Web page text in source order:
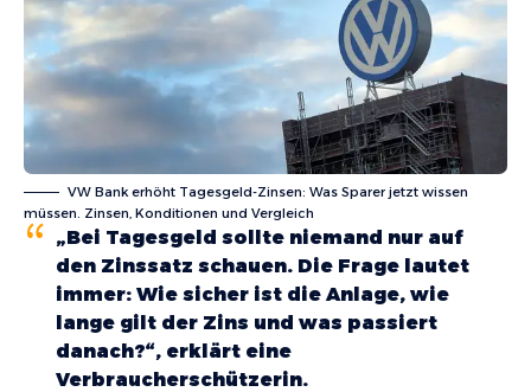
VW Bank erhöht Tagesgeld-Zinsen: Was Sparer jetzt wissen
müssen. Zinsen, Konditionen und Vergleich
„Bei Tagesgeld sollte niemand nur auf
den Zinssatz schauen. Die Frage lautet
immer: Wie sicher ist die Anlage, wie
lange gilt der Zins und was passiert
danach?“, erklärt eine
Verbraucherschützerin.